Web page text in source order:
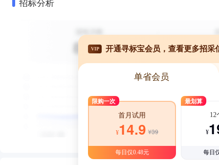
VIP 开通寻标宝会员，查看更多招采
单省会员
限购一次
首月试用
¥14.9 ¥39
每日仅0.48元
最划算
12
¥
每日